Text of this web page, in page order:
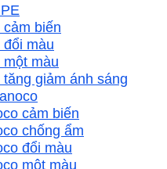
biến
màu
màu
giảm ánh sáng
cảm biến
chống ẩm
đổi màu
một màu